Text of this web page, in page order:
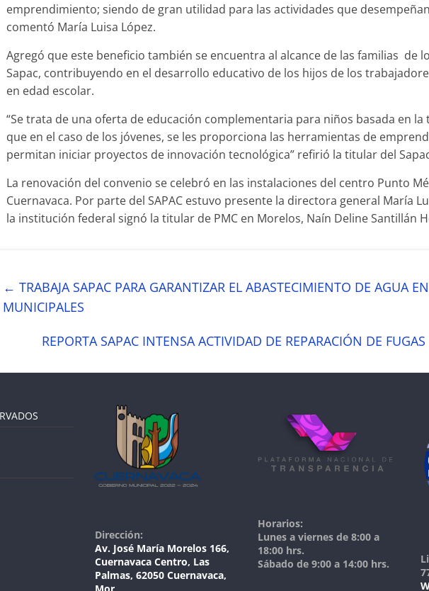
emprendimiento; siendo de gran utilidad para las actividades que
comentó María Luisa López.
Agregó que este beneficio también se encuentra al alcance de las familias de
Sapac, contribuyendo en el desarrollo educativo de los hijos de los
en edad escolar.
“Se trata de una oferta de educación complementaria para niños basada en la
que en el caso de los jóvenes, se les proporciona las herramientas de
permitan iniciar proyectos de innovación tecnológica” refirió la titular del
La renovación del convenio se celebró en las instalaciones del centro Punto
Cuernavaca. Por parte del SAPAC estuvo presente la directora general María
la institución federal signó la titular de PMC en Morelos, Naín Deline Santillán
← TRABAJA SAPAC PARA GARANTIZAR EL ABASTECIMIENTO DE AGUA
MUNICIPALES
REPORTA SAPAC INTENSA ACTIVIDAD DE REPARACIÓN DE
Dirección:
Av. José María Morelos 166,
Cuernavaca Centro, Las
Palmas, 62050 Cuernavaca,
Horarios:
Lunes a viernes de 8:00 a
18:00 hrs.
Sábado de 9:00 a 14:00 hrs.